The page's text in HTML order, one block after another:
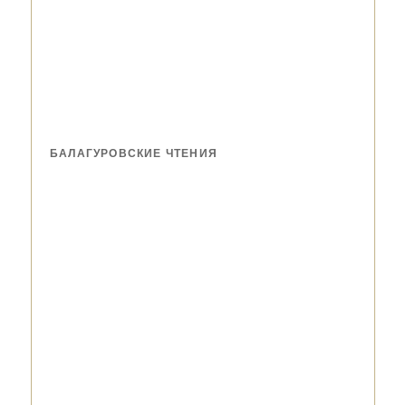
БАЛАГУРОВСКИЕ ЧТЕНИЯ